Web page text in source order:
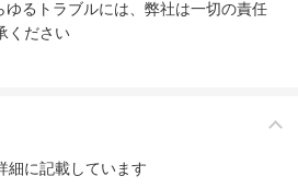
るトラブルには、弊社は一切の責任
ください
細に記載しています